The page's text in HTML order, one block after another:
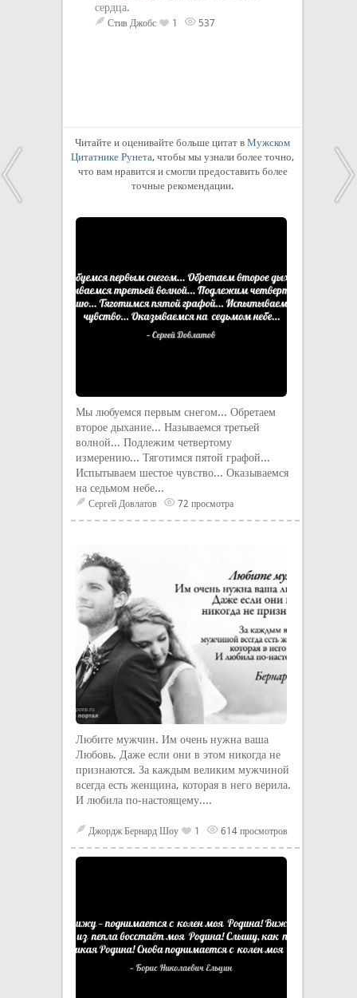
сердца.
Стив Джобс 1 537
Читайте и оценивайте больше цитат в Мужском
Цитатнике Рунета, чтобы мы узнали более точно,
что вам нравится и смогли предоставить более
точные рекомендации.
Мы любуемся первым снегом... Обретаем
второе дыхание... Называемся третьей
волной... Подлежим четвертому
измерению... Тяготимся пятой графой...
Испытываем шестое чувство... Оказываемся
на седьмом небе...
Сергей Довлатов 72 просмотра
Любите мужчин. Им очень нужна ваша
Любовь. Даже если они в этом никогда не
признаются. За каждым великим мужчиной
всегда есть женщина, которая в него верила.
И любила по-настоящему....
Джордж Бернард Шоу 1 614 просмотров